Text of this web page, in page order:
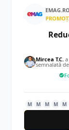
EMAG.RO
Mircea T.C.
semnalată
M M M M M